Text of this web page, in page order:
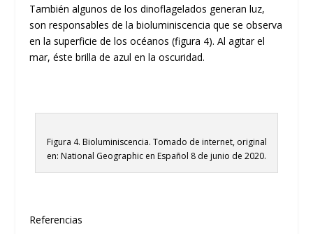
También algunos de los dinoflagelados generan luz,
son responsables de la bioluminiscencia que se observa
en la superficie de los océanos (figura 4). Al agitar el
mar, éste brilla de azul en la oscuridad.
Figura 4. Bioluminiscencia. Tomado de internet, original
en: National Geographic en Español 8 de junio de 2020.
Referencias